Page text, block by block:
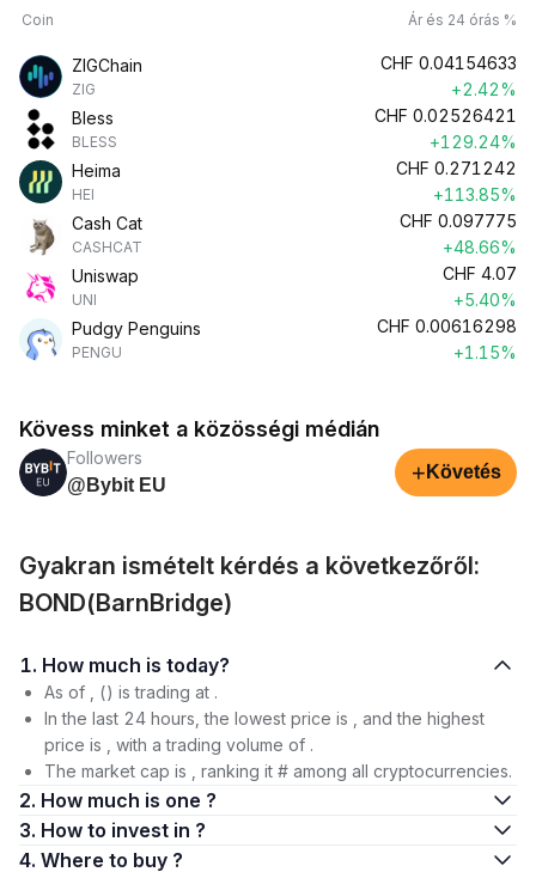
Coin Ár és 24 órás %
ZIGChain
ZIG
CHF 0.04154633
+2.42%
Bless
BLESS
CHF 0.02526421
+129.24%
Heima
HEI
CHF 0.271242
+113.85%
Cash Cat
CASHCAT
CHF 0.097775
+48.66%
Uniswap
UNI
CHF 4.07
+5.40%
Pudgy Penguins
PENGU
CHF 0.00616298
+1.15%
Kövess minket a közösségi médián
Followers
@Bybit EU
+ Követés
Gyakran ismételt kérdés a következőről:
BOND(BarnBridge)
1. How much is today?
As of , () is trading at .
In the last 24 hours, the lowest price is , and the highest
price is , with a trading volume of .
The market cap is , ranking it # among all cryptocurrencies.
2. How much is one ?
3. How to invest in ?
4. Where to buy ?